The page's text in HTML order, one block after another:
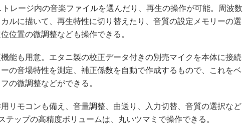
レージ内の音楽ファイルを選んだり、再生の操作が可能。周波数
ルに描いて、再生特性に切り替えたり、音質の設定メモリーの選
位置の微調整なども操作できる。
能も用意。エタニ製の校正データ付きの別売マイクを本体に接続
の音場特性を測定、補正係数を自動で作成するもので、これをベ
の微調整などができる。
リモコンも備え、音量調整、曲送り、入力切替、音質の選択など
テップの高精度ボリュームは、丸いツマミで操作できる。